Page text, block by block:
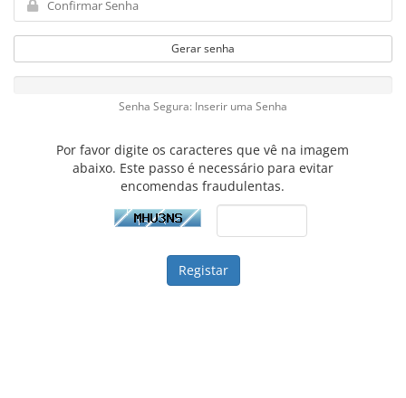
Gerar senha
Senha Segura: Inserir uma Senha
Por favor digite os caracteres que vê na imagem
abaixo. Este passo é necessário para evitar
encomendas fraudulentas.